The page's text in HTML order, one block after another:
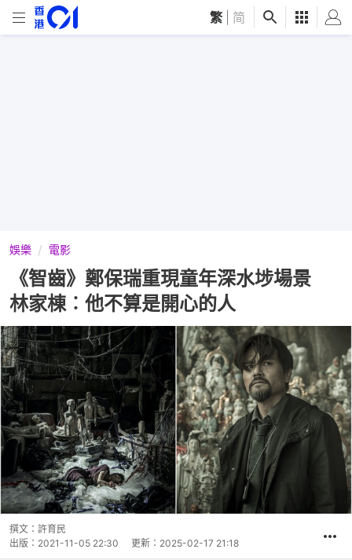
繁 简
娛樂 電影
《智齒》鄭保瑞重現童年深水埗場景
林家棟︰他不算是開心的人
撰文： 許育民
出版： 2021-11-05 22:30 更新： 2025-02-17 21:18